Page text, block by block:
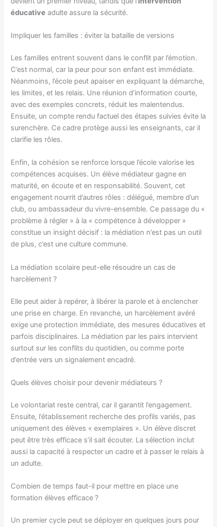
éducative adulte assure la sécurité.
Impliquer les familles : éviter la bataille de versions
Les familles entrent souvent dans le conflit par l’émotion.
C’est normal, car la peur pour son enfant est immédiate.
Néanmoins, l’école peut apaiser en expliquant la démarche,
les limites, et les relais. Une réunion d’information courte,
avec des exemples concrets, réduit les malentendus.
Ensuite, un compte rendu factuel des étapes suivies évite la
surenchère. Ce cadre protège aussi les enseignants, car il
clarifie les rôles.
Enfin, la cohésion se renforce lorsque l’école valorise les
compétences acquises. Un élève médiateur gagne en
maturité, en écoute et en responsabilité. Souvent, cet
engagement nourrit d’autres rôles : délégué, membre d’un
club, ou ambassadeur du vivre-ensemble. Ce passage du «
problème à régler » à la « compétence à développer »
constitue un insight décisif : la médiation n’est pas un outil
de plus, c’est une culture commune.
La médiation scolaire peut-elle résoudre un cas de
harcèlement ?
Elle peut aider à repérer, à libérer la parole et à enclencher
une prise en charge. En revanche, un harcèlement avéré
exige une protection immédiate, des mesures éducatives et
parfois disciplinaires. La médiation par les pairs intervient
surtout sur les conflits du quotidien, ou comme porte
d’entrée vers un signalement encadré.
Quels élèves choisir pour devenir médiateurs ?
Le volontariat reste central, car il garantit l’engagement.
Ensuite, l’établissement recherche des profils variés, pas
uniquement des élèves « exemplaires ». Un élève discret
peut être très efficace s’il sait écouter. La sélection inclut
aussi la capacité à respecter un cadre et à passer le relais à
un adulte.
Combien de temps faut-il pour mettre en place une
formation élèves efficace ?
Un premier cycle peut se déployer en quelques jours pour